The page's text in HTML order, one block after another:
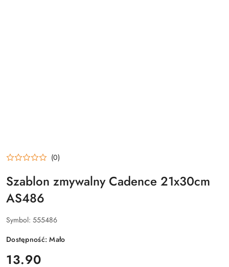
(0)
Szablon zmywalny Cadence 21x30cm
AS486
Symbol: 555486
Dostępność:Mało
cena:
13.90